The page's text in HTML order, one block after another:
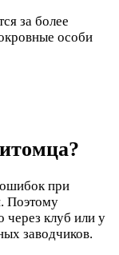
за более
особи
при
Поэтому
клуб или у
заводчиков.